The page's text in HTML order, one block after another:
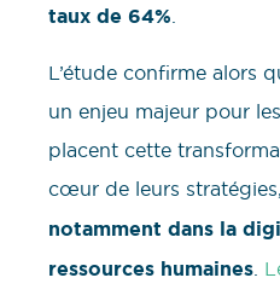
taux de 64%
L’étude confirme alors
un enjeu majeur pour
placent cette
cœur de leurs
notamment dans la
ressources humaines.